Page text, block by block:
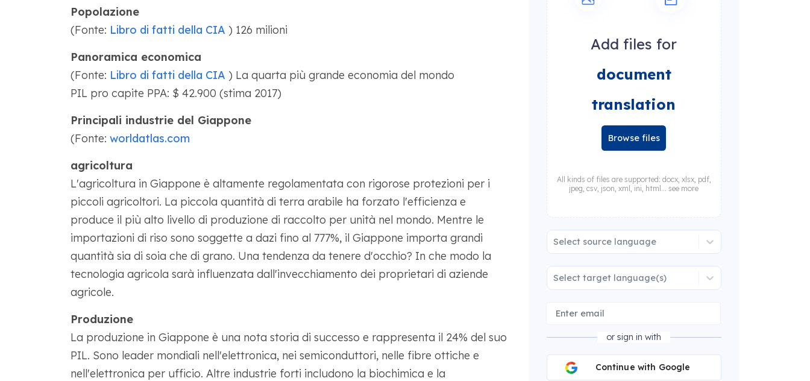
Popolazione
(Fonte: Libro di fatti della CIA ) 126 milioni
Panoramica economica
(Fonte: Libro di fatti della CIA ) La quarta più grande economia del mondo
PIL pro capite PPA: $ 42.900 (stima 2017)
Principali industrie del Giappone
(Fonte: worldatlas.com
agricoltura
L'agricoltura in Giappone è altamente regolamentata con rigorose protezioni per i
piccoli agricoltori. La piccola quantità di terra arabile ha forzato l'efficienza e
produce il più alto livello di produzione di raccolto per unità nel mondo. Mentre le
importazioni di riso sono soggette a dazi fino al 777%, il Giappone importa grandi
quantità sia di soia che di grano. Una tendenza da tenere d'occhio? In che modo la
tecnologia agricola sarà influenzata dall'invecchiamento dei proprietari di aziende
agricole.
Produzione
La produzione in Giappone è una nota storia di successo e rappresenta il 24% del suo
PIL. Sono leader mondiali nell'elettronica, nei semiconduttori, nelle fibre ottiche e
nell'elettronica per ufficio. Altre industrie forti includono la biochimica e la
Add files for
document
translation
Browse files
All kinds of files are supported: docx, xlsx, pdf,
jpeg, csv, json, xml, ini, html... see more
Select source language
Select target language(s)
or sign in with
Continue with Google